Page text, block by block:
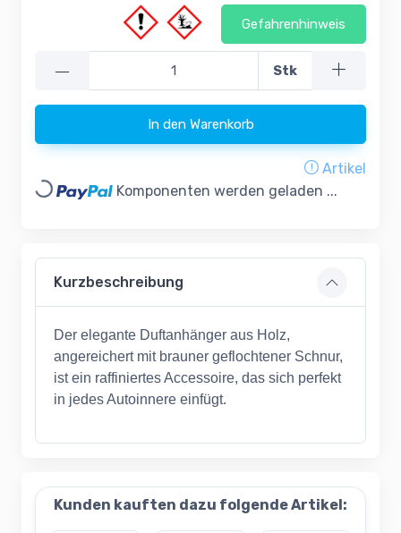
Gefahrenhinweis
— Stk
In den Warenkorb
Artikel
Loading... Komponenten werden geladen ...
Kurzbeschreibung
Der elegante Duftanhänger aus Holz,
angereichert mit brauner geflochtener Schnur,
ist ein raffiniertes Accessoire, das sich perfekt
in jedes Autoinnere einfügt.
Kunden kauften dazu folgende Artikel: